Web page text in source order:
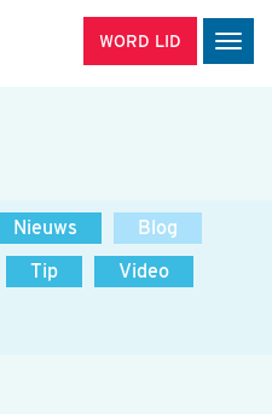
WORD LID
Nieuws
Blog
Tip
Video